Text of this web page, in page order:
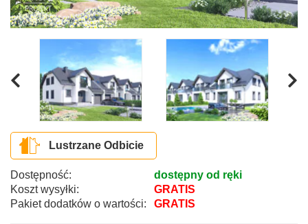
Lustrzane Odbicie
Dostępność:
dostępny od ręki
Koszt wysyłki:
GRATIS
Pakiet dodatków o wartości:
GRATIS